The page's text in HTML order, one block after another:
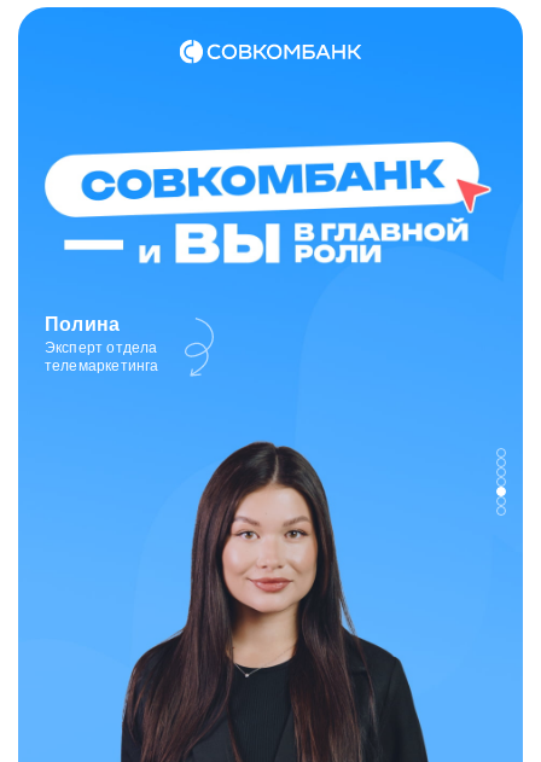
Полина
Эксперт отдела
телемаркетинга